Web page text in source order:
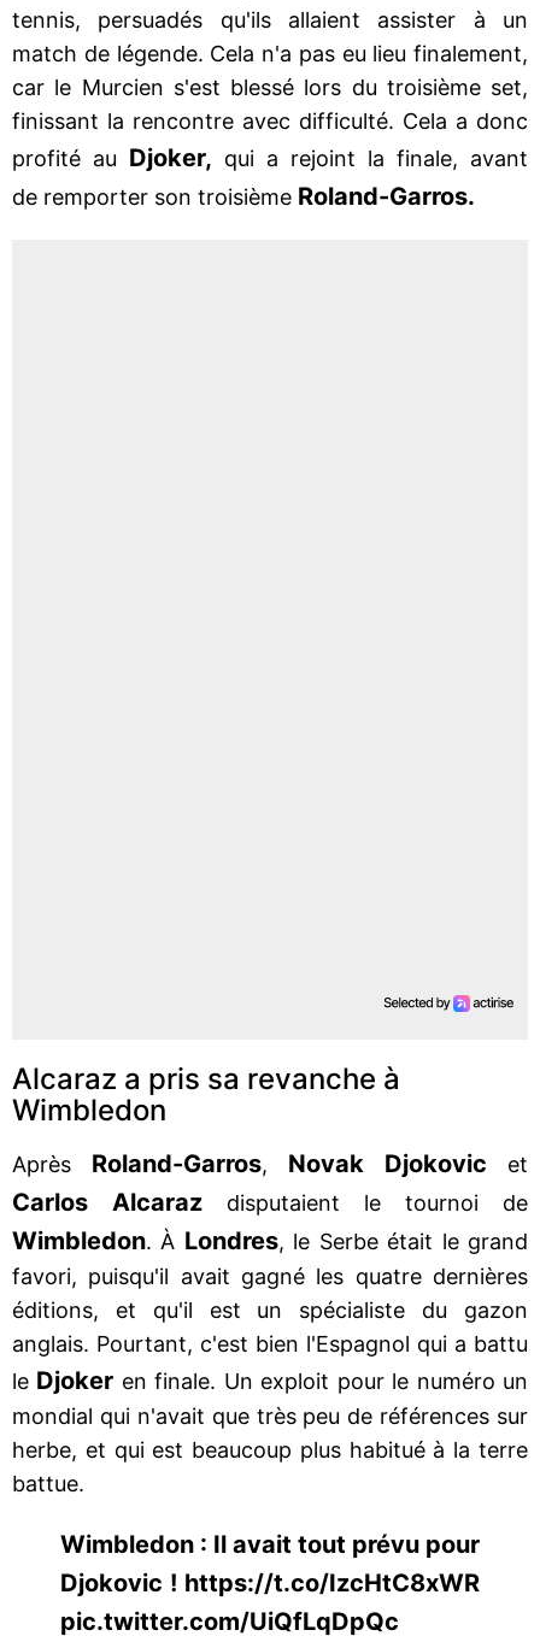
tennis, persuadés qu'ils allaient assister à un
match de légende. Cela n'a pas eu lieu finalement,
car le Murcien s'est blessé lors du troisième set,
finissant la rencontre avec difficulté. Cela a donc
profité au Djoker, qui a rejoint la finale, avant
de remporter son troisième Roland-Garros.
Alcaraz a pris sa revanche à
Wimbledon
Après Roland-Garros, Novak Djokovic et
Carlos Alcaraz disputaient le tournoi de
Wimbledon. À Londres, le Serbe était le grand
favori, puisqu'il avait gagné les quatre dernières
éditions, et qu'il est un spécialiste du gazon
anglais. Pourtant, c'est bien l'Espagnol qui a battu
le Djoker en finale. Un exploit pour le numéro un
mondial qui n'avait que très peu de références sur
herbe, et qui est beaucoup plus habitué à la terre
battue.
Wimbledon : Il avait tout prévu pour
Djokovic ! https://t.co/IzcHtC8xWR
pic.twitter.com/UiQfLqDpQc